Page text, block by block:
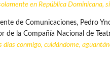
en República Dominicana,
de Comunicaciones, Pedro
de la Compañía Nacional de
conmigo, cuidándome,